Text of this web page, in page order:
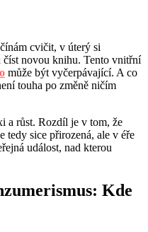
cvičit, v úterý si
novou knihu. Tento vnitřní
může být vyčerpávající. A co
touha po změně ničím
a růst. Rozdíl je v tom, že
tedy sice přirozená, ale v éře
událost, nad kterou
Kde